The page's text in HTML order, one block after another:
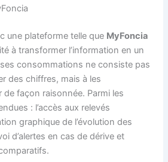
une plateforme telle que MyFoncia
à transformer l’information en un
ses consommations ne consiste pas
des chiffres, mais à les
façon raisonnée. Parmi les
: l’accès aux relevés
graphique de l’évolution des
d’alertes en cas de dérive et